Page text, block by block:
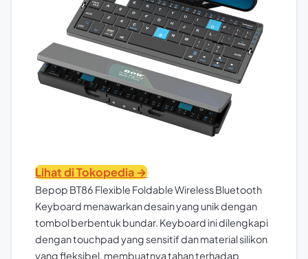
Lihat di Tokopedia →
Bepop BT86 Flexible Foldable Wireless Bluetooth
Keyboard menawarkan desain yang unik dengan
tombol berbentuk bundar. Keyboard ini dilengkapi
dengan touchpad yang sensitif dan material silikon
yang fleksibel, membuatnya tahan terhadap